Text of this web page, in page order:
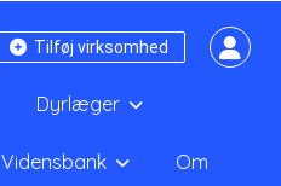
Tilføj virksomhed
Dyrlæger
Vidensbank Om